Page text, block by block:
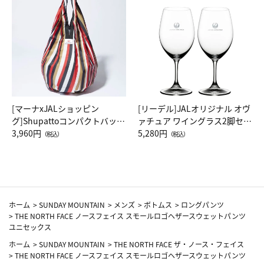
[マーナxJALショッピン
グ]Shupattoコンパクトバッグ
Drop JAL客室乗務員（LC）ス
3,960円 （税込）
[リーデル]JALオリジナル オヴ
ァチュア ワイングラス2脚セッ
ト（レッドワイン）
5,280円 （税込）
ホーム >SUNDAY MOUNTAIN > メンズ > ボトムス > ロングパンツ
>THE NORTH FACE ノースフェイス スモールロゴヘザースウェットパンツ
ユニセックス
ホーム >SUNDAY MOUNTAIN >THE NORTH FACE ザ・ノース・フェイス
>THE NORTH FACE ノースフェイス スモールロゴヘザースウェットパンツ